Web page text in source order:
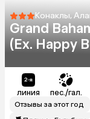
Конаклы,
Grand
(Ex. Happy
линия пес./гал.
Отзывы за этот год